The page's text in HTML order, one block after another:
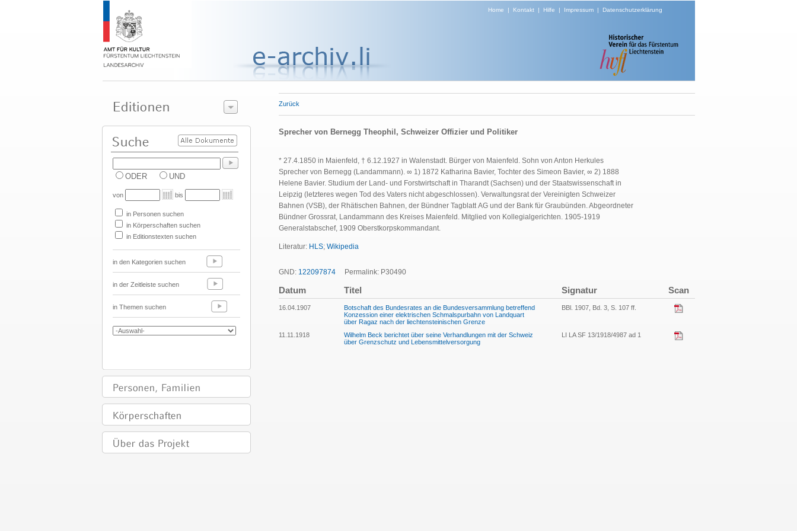
Home | Kontakt| Hilfe | Impressum| Datenschutzerklärung
ODER UND
von bis
in Personen suchen
in Körperschaften suchen
in Editionstexten suchen
in den Kategorien suchen
in der Zeitleiste suchen
in Themen suchen
Zurück
Sprecher von Bernegg Theophil, Schweizer Offizier und Politiker
* 27.4.1850 in Maienfeld, † 6.12.1927 in Walenstadt. Bürger von Maienfeld. Sohn von Anton Herkules
Sprecher von Bernegg (Landammann). ∞ 1) 1872 Katharina Bavier, Tochter des Simeon Bavier, ∞ 2) 1888
Helene Bavier. Studium der Land- und Forstwirtschaft in Tharandt (Sachsen) und der Staatswissenschaft in
Leipzig (letzteres wegen Tod des Vaters nicht abgeschlossen). Verwaltungsrat der Vereinigten Schweizer
Bahnen (VSB), der Rhätischen Bahnen, der Bündner Tagblatt AG und der Bank für Graubünden. Abgeordneter
Bündner Grossrat, Landammann des Kreises Maienfeld. Mitglied von Kollegialgerichten. 1905-1919
Generalstabschef, 1909 Oberstkorpskommandant.
Literatur: HLS; Wikipedia
GND: 122097874 Permalink: P30490
Datum Titel Signatur Scan
16.04.1907
Botschaft des Bundesrates an die Bundesversammlung betreffend
Konzession einer elektrischen Schmalspurbahn von Landquart
über Ragaz nach der liechtensteinischen Grenze
BBl. 1907, Bd. 3, S. 107 ff.
11.11.1918
Wilhelm Beck berichtet über seine Verhandlungen mit der Schweiz
über Grenzschutz und Lebensmittelversorgung
LI LA SF 13/1918/4987 ad 1